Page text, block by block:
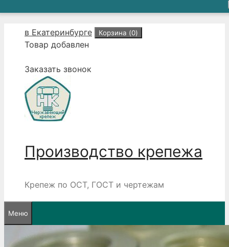
Перейтив Екатеринбурге Корзина (0)
Товар добавлен
Заказать звонок
Производство крепежа
Крепеж по ОСТ, ГОСТ и чертежам
Меню